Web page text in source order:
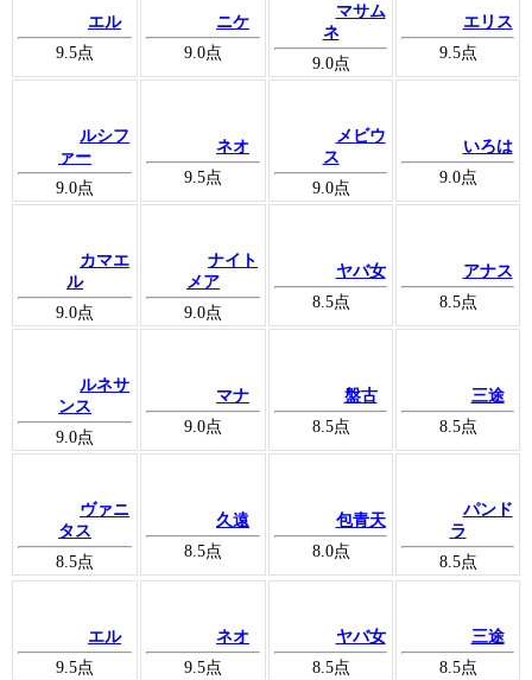
エル
9.5点
ニケ
9.0点
マサム
ネ
9.0点
エリス
9.5点
ルシフ
ァー
9.0点
ネオ
9.5点
メビウ
ス
9.0点
いろは
9.0点
カマエ
ル
9.0点
ナイト
メア
9.0点
ヤバ女
8.5点
アナス
8.5点
ルネサ
ンス
9.0点
マナ
9.0点
盤古
8.5点
三途
8.5点
ヴァニ
タス
8.5点
久遠
8.5点
包青天
8.0点
パンド
ラ
8.5点
エル
9.5点
ネオ
9.5点
ヤバ女
8.5点
三途
8.5点